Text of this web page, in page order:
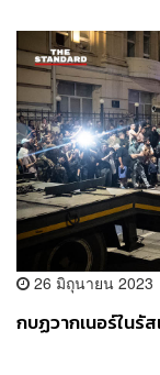
26 มิถุนายน 2023
กบฏวากเนอร์ในรั